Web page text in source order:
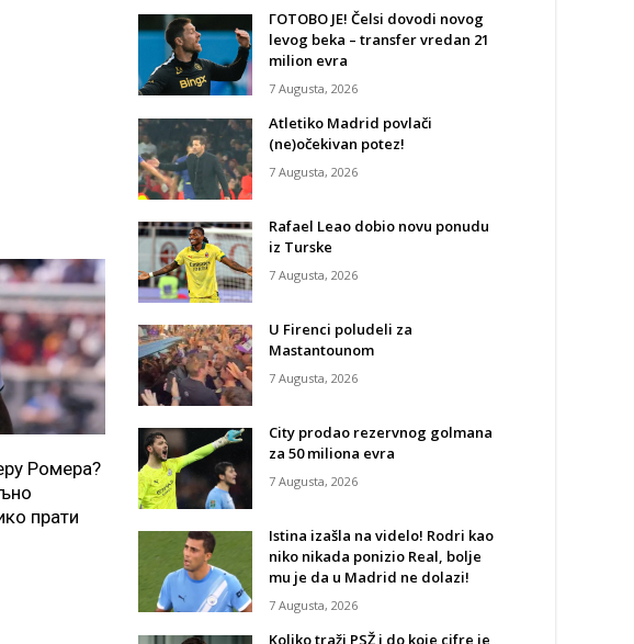
Ромера?
прати
ГОТОВО ЈЕ! Čelsi dovodi novog
levog beka – transfer vredan 21
milion evra
7 Augusta, 2026
Atletiko Madrid povlači
(ne)očekivan potez!
7 Augusta, 2026
Rafael Leao dobio novu ponudu
iz Turske
7 Augusta, 2026
U Firenci poludeli za
Mastantounom
7 Augusta, 2026
City prodao rezervnog golmana
za 50 miliona evra
7 Augusta, 2026
Istina izašla na videlo! Rodri kao
niko nikada ponizio Real, bolje
mu je da u Madrid ne dolazi!
7 Augusta, 2026
Koliko traži PSŽ i do koje cifre je